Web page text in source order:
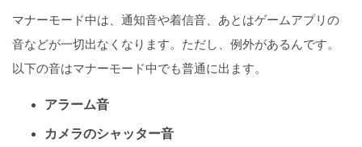
マナーモード中は、通知音や着信音、あとはゲームアプリの
音などが一切出なくなります。ただし、例外があるんです。
以下の音はマナーモード中でも普通に出ます。
アラーム音
カメラのシャッター音